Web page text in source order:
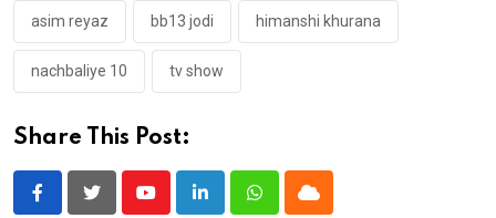
asim reyaz bb13 jodi himanshi khurana
nachbaliye 10 tv show
Share This Post:
YoutubeLinkedInWhatsappCloud